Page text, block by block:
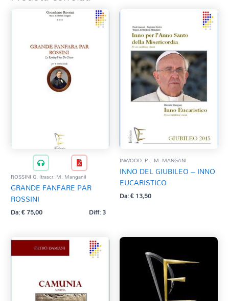
ROSSINI G. (trascr. M. Mangani)
GRANDE FANFARE PAR
ROSSINI
Da:€75,00 Diff: 3
INWOOD. P. - M. MANGANI
INNO DEL GIUBILEO – INNO
EUCARISTICO
Da:€13,50